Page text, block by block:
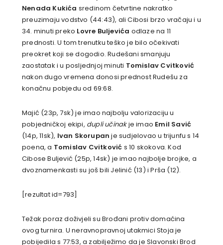
Nenada Kukića sredinom četvrtine nakratko
preuzimaju vodstvo (44:43), ali Cibosi brzo vračaju i u
34. minuti preko Lovre Buljevića odlaze na 11
prednosti. U tom trenutku teško je bilo očekivati
preokret koji se dogodio. Rudešani smanjuju
zaostatak i u posljednjoj minuti Tomislav Cvitković
nakon dugo vremena donosi prednost Rudešu za
konačnu pobjedu od 69:68.
Majić (23p, 7sk) je imao najbolju valorizaciju u
pobjedničkoj ekipi, dupli učinakje imao Emil Savić
(14p, 11sk), Ivan Skorupan je sudjelovao u trijunfu s 14
poena, a Tomislav Cvitković s 10 skokova. Kod
Cibose Buljević (25p, 14sk) je imao najbolje brojke, a
dvoznamenkasti su još bili Jelinić (13) i Prša (12).
[rezultat id=793]
Težak poraz doživjeli su Brođani protiv domaćina
ovog turnira. U neravnopravnoj utakmici Stoja je
pobijedila s 77:53, a zabilježimo da je Slavonski Brod